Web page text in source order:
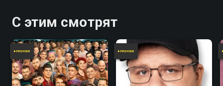
С этим смотрят